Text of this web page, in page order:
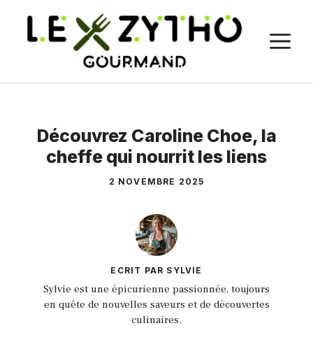
Découvrez Caroline Choe, la
cheffe qui nourrit les liens
2 NOVEMBRE 2025
ECRIT PAR SYLVIE
Sylvie est une épicurienne passionnée, toujours
en quête de nouvelles saveurs et de découvertes
culinaires.